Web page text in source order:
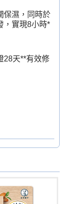
保濕，同時於
，實現8小時*
28天**有效修